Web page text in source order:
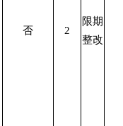
否 2
限期
整改